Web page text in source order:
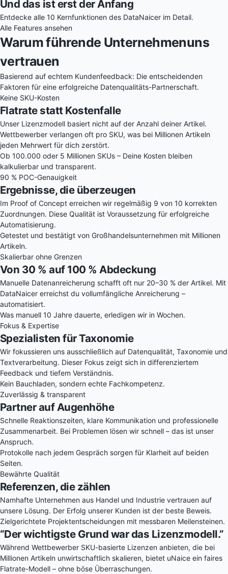
Und das ist erst der Anfang
Entdecke alle 10 Kernfunktionen des DataNaicer im Detail.
Alle Features ansehen
Warum führende Unternehmenuns
vertrauen
Basierend auf echtem Kundenfeedback: Die entscheidenden
Faktoren für eine erfolgreiche Datenqualitäts-Partnerschaft.
Keine SKU-Kosten
Flatrate statt Kostenfalle
Unser Lizenzmodell basiert nicht auf der Anzahl deiner Artikel.
Wettbewerber verlangen oft pro SKU, was bei Millionen Artikeln
jeden Mehrwert für dich zerstört.
Ob 100.000 oder 5 Millionen SKUs – Deine Kosten bleiben
kalkulierbar und transparent.
90 % POC-Genauigkeit
Ergebnisse, die überzeugen
Im Proof of Concept erreichen wir regelmäßig 9 von 10 korrekten
Zuordnungen. Diese Qualität ist Voraussetzung für erfolgreiche
Automatisierung.
Getestet und bestätigt von Großhandelsunternehmen mit Millionen
Artikeln.
Skalierbar ohne Grenzen
Von 30 % auf 100 % Abdeckung
Manuelle Datenanreicherung schafft oft nur 20–30 % der Artikel. Mit
DataNaicer erreichst du vollumfängliche Anreicherung –
automatisiert.
Was manuell 10 Jahre dauerte, erledigen wir in Wochen.
Fokus & Expertise
Spezialisten für Taxonomie
Wir fokussieren uns ausschließlich auf Datenqualität, Taxonomie und
Textverarbeitung. Dieser Fokus zeigt sich in differenziertem
Feedback und tiefem Verständnis.
Kein Bauchladen, sondern echte Fachkompetenz.
Zuverlässig & transparent
Partner auf Augenhöhe
Schnelle Reaktionszeiten, klare Kommunikation und professionelle
Zusammenarbeit. Bei Problemen lösen wir schnell – das ist unser
Anspruch.
Protokolle nach jedem Gespräch sorgen für Klarheit auf beiden
Seiten.
Bewährte Qualität
Referenzen, die zählen
Namhafte Unternehmen aus Handel und Industrie vertrauen auf
unsere Lösung. Der Erfolg unserer Kunden ist der beste Beweis.
Zielgerichtete Projektentscheidungen mit messbaren Meilensteinen.
“Der wichtigste Grund war das Lizenzmodell.”
Während Wettbewerber SKU-basierte Lizenzen anbieten, die bei
Millionen Artikeln unwirtschaftlich skalieren, bietet uNaice ein faires
Flatrate-Modell – ohne böse Überraschungen.